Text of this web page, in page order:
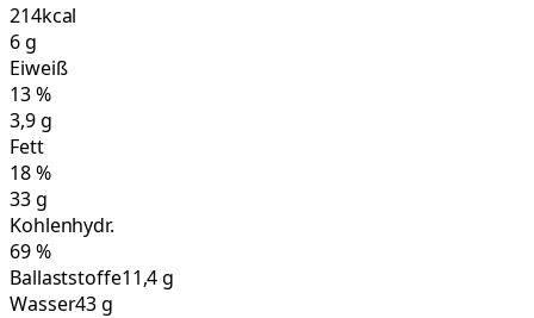
214kcal
6g
Eiweiß
13%
3,9g
Fett
18%
33g
Kohlenhydr.
69%
Ballaststoffe11,4 g
Wasser43 g